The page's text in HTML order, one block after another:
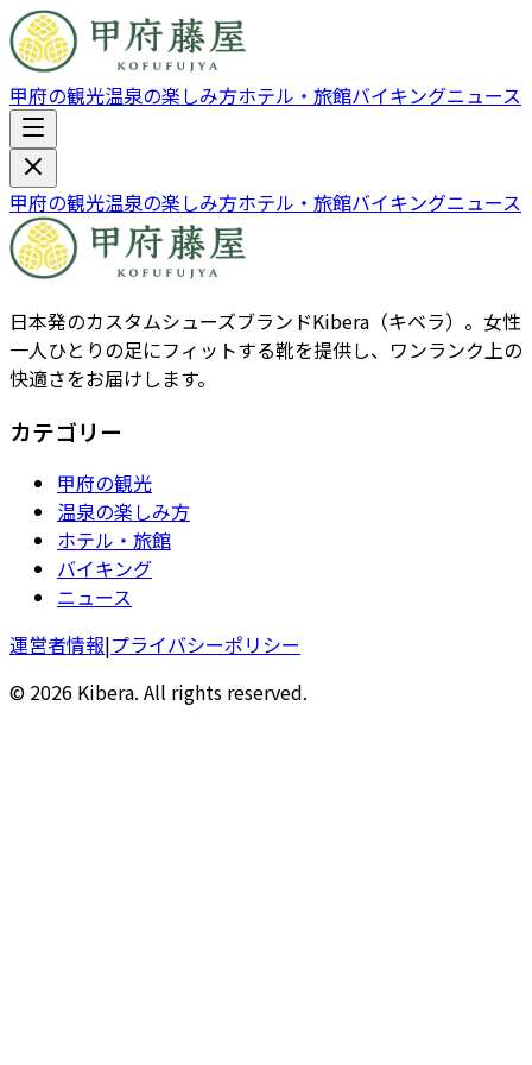
甲府の観光温泉の楽しみ方ホテル・旅館バイキングニュース
甲府の観光温泉の楽しみ方ホテル・旅館バイキングニュース
日本発のカスタムシューズブランドKibera（キベラ）。女性
一人ひとりの足にフィットする靴を提供し、ワンランク上の
快適さをお届けします。
カテゴリー
甲府の観光
温泉の楽しみ方
ホテル・旅館
バイキング
ニュース
運営者情報|プライバシーポリシー
© 2026 Kibera. All rights reserved.